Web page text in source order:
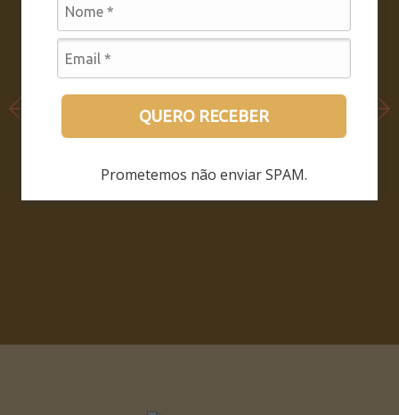
QUERO RECEBER
Prometemos não enviar SPAM.
SEMINÁRIO
LEIA MAIS